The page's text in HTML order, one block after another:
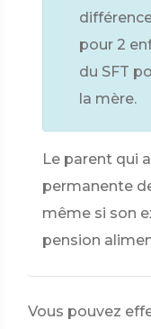
pour 2
du SFT
la mère.
Le parent qui
permanente
même si son
pension
Vous pouvez